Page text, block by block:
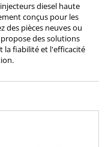
diesel haute
conçus pour les
des pièces neuves ou
des solutions
la fiabilité et l'efficacité